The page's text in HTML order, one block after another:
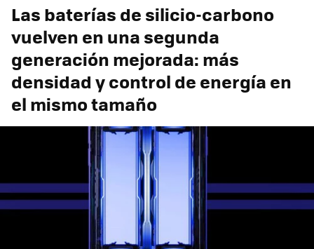
Las baterías de silicio-carbono
vuelven en una segunda
generación mejorada: más
densidad y control de energía en
el mismo tamaño